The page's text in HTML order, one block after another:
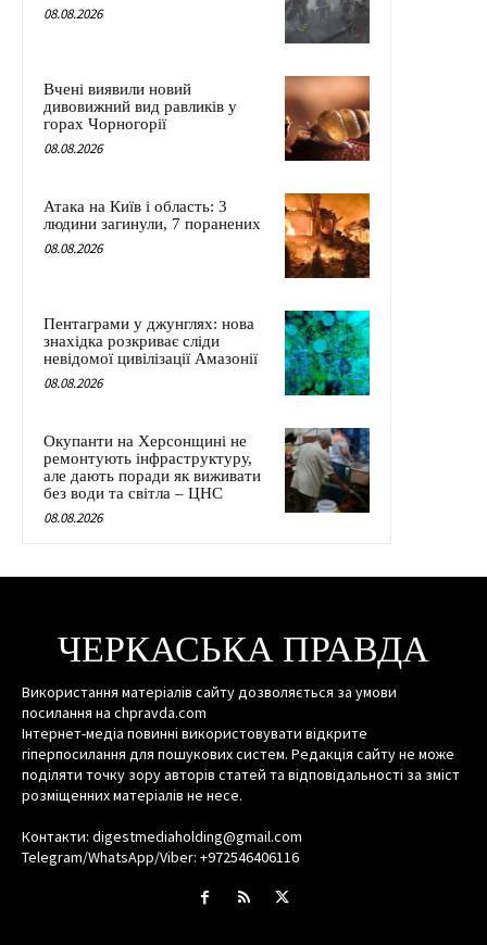
08.08.2026
Вчені виявили новий
дивовижний вид равликів у
горах Чорногорії
08.08.2026
Атака на Київ і область: 3
людини загинули, 7 поранених
08.08.2026
Пентаграми у джунглях: нова
знахідка розкриває сліди
невідомої цивілізації Амазонії
08.08.2026
Окупанти на Херсонщині не
ремонтують інфраструктуру,
але дають поради як виживати
без води та світла – ЦНС
08.08.2026
ЧЕРКАСЬКА ПРАВДА
Використання матеріалів сайту дозволяється за умови
посилання на chpravda.com
Інтернет-медіа повинні використовувати відкрите
гіперпосилання для пошукових систем. Редакція сайту не може
поділяти точку зору авторів статей та відповідальності за зміст
розміщенних матеріалів не несе.
Контакти: digestmediaholding@gmail.com
Telegram/WhatsApp/Viber: +972546406116